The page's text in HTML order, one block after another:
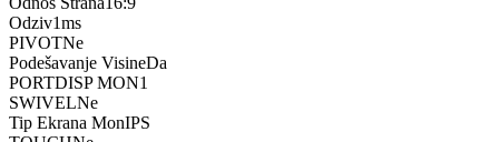
Odziv1ms
PIVOTNe
Podešavanje VisineDa
PORTDISP MON1
SWIVELNe
Tip Ekrana MonIPS